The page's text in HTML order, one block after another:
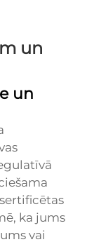
un
un
ka jums
vai